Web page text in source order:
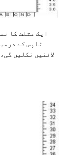
ایک مثلث کا
ٹاپس کے
لائنیں نکلیں